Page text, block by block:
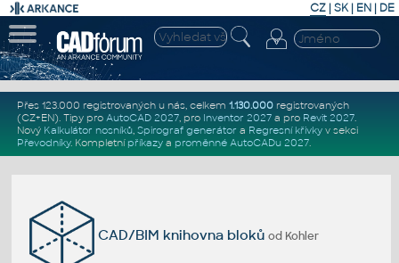
CZ | SK| EN | DE
Přes 123.000 registrovaných u nás, celkem 1.130.000registrovaných
(CZ+EN). Tipy pro AutoCAD 2027, pro Inventor 2027a pro Revit 2027.
Nový Kalkulátor nosníků, Spirograf generátor a Regresní křivkyv sekci
Převodníky. Kompletní příkazya proměnné AutoCADu 2027.
CAD/BIM knihovna blokůod Kohler